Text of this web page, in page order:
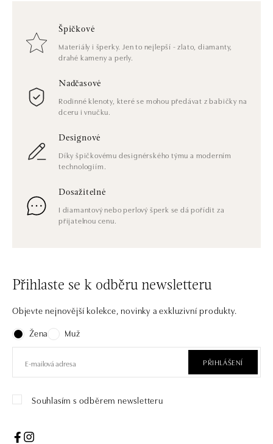
Špičkové
Materiály i šperky. Jen to nejlepší - zlato, diamanty,
drahé kameny a perly.
Nadčasové
Rodinné klenoty, které se mohou předávat z babičky na
dceru i vnučku.
Designové
Díky špičkovému designérského týmu a moderním
technologiím.
Dosažitelné
I diamantový nebo perlový šperk se dá pořídit za
přijatelnou cenu.
Přihlaste se k odběru newsletteru
Objevte nejnovější kolekce, novinky a exkluzivní produkty.
Žena
Muž
PŘIHLÁŠENÍ
Souhlasím s odběrem newsletteru